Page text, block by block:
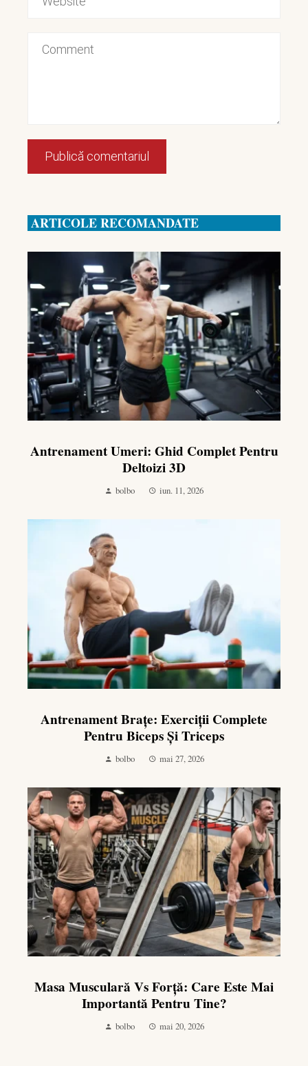
ARTICOLE RECOMANDATE
Antrenament Umeri: Ghid Complet Pentru
Deltoizi 3D
bolbo iun. 11, 2026
Antrenament Brațe: Exerciții Complete
Pentru Biceps Și Triceps
bolbo mai 27, 2026
Masa Musculară Vs Forță: Care Este Mai
Importantă Pentru Tine?
bolbo mai 20, 2026